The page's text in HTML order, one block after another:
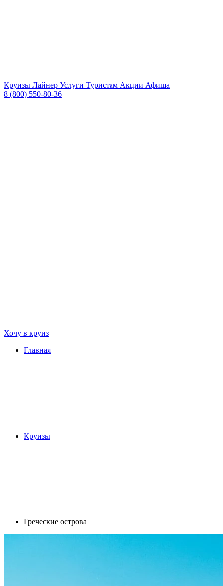
Круизы Лайнер Услуги Туристам Акции Афиша
8 (800) 550-80-36
Хочу в круиз
Главная
Круизы
Греческие острова